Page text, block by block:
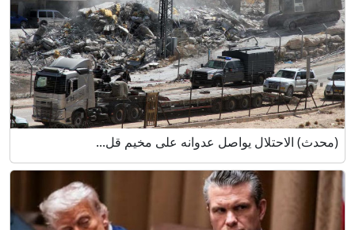
(محدث) الاحتلال يواصل عدوانه على مخيم قل...